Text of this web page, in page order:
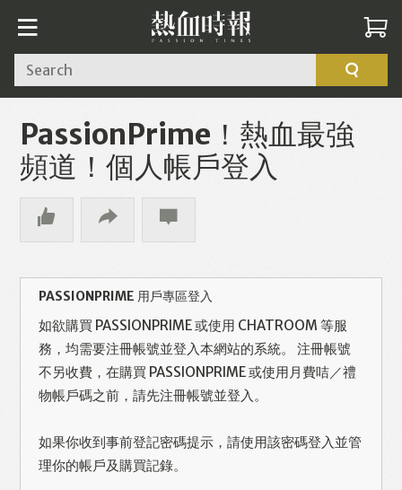
Search
PassionPrime！熱血最強
頻道！個人帳戶登入
PASSIONPRIME 用戶專區登入
如欲購買 PASSIONPRIME 或使用 CHATROOM 等服
務，均需要注冊帳號並登入本網站的系統。 注冊帳號
不另收費，在購買 PASSIONPRIME 或使用月費咭／禮
物帳戶碼之前，請先注冊帳號並登入。
如果你收到事前登記密碼提示，請使用該密碼登入並管
理你的帳戶及購買記錄。